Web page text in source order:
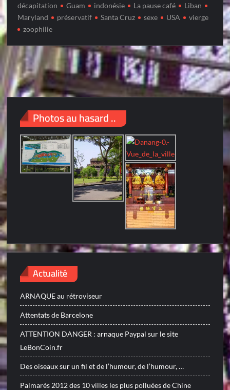
décapitation
Guam indonésie La pause café
Liban
Maryland
préservatif Santa Cruz sexe USA
vierge
zoophilie
Photos au hasard ..
Actualité
ARNAQUE au rétroviseur
Attentats de Barcelone
ATTENTION DANGER : arnaque Paypal sur le site
LeBonCoin.fr
Des oiseaux sur un fil et de l’humour, de l’humour, …
Palmarés 2012 des 10 villes les plus polluées de Chine